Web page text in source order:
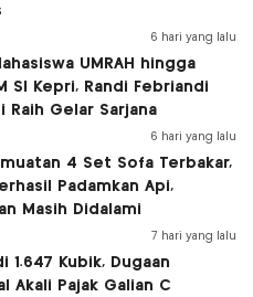
6 hari yang lalu
UMRAH hingga
SI Kepri, Randi Febriandi
Raih Gelar Sarjana
6 hari yang lalu
4 Set Sofa Terbakar,
Padamkan Api,
Masih Didalami
7 hari yang lalu
1.647 Kubik, Dugaan
Akali Pajak Galian C